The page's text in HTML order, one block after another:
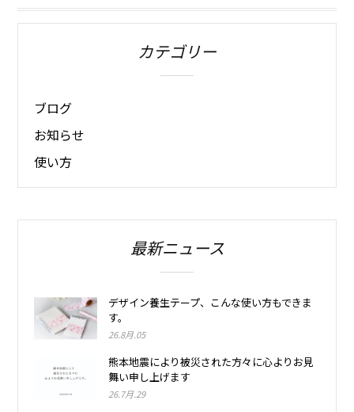
カテゴリー
ブログ
お知らせ
使い方
最新ニュース
デザイン養生テープ、こんな使い方もできま
す。
26.8月.05
熊本地震により被災された方々に心よりお見
舞い申し上げます
26.7月.29